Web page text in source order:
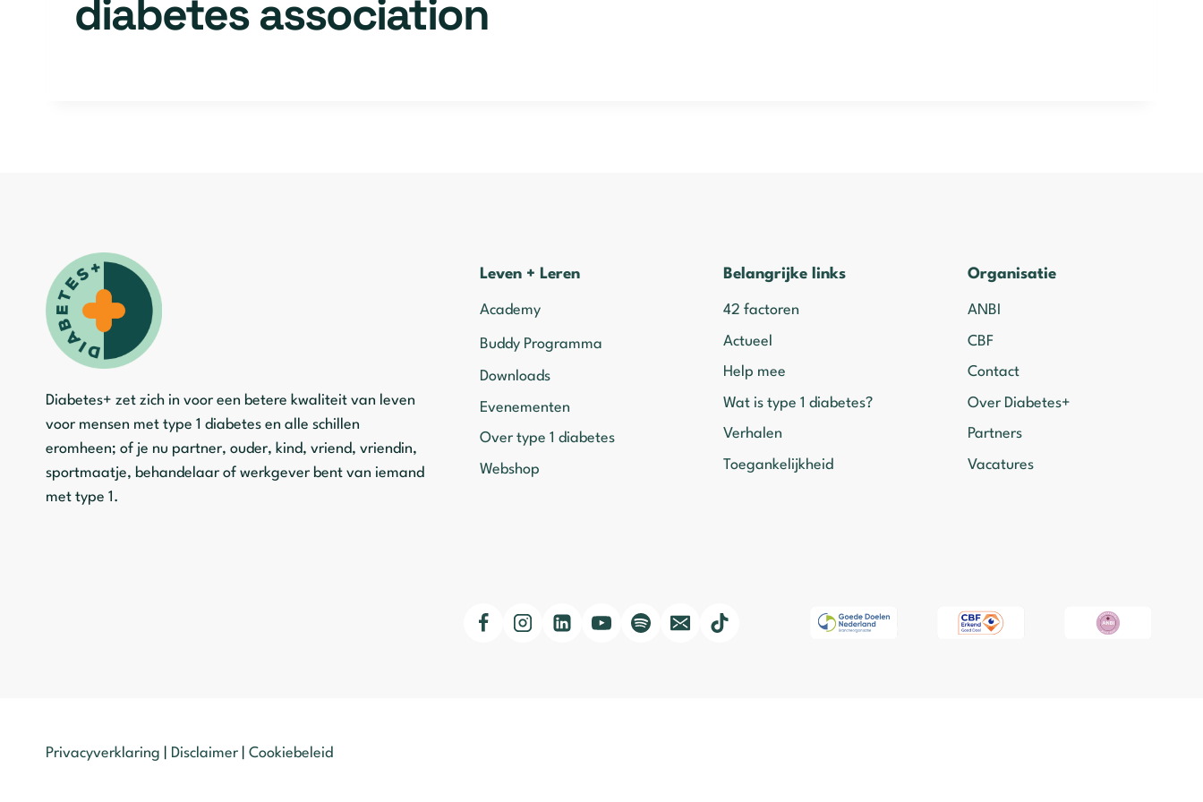
diabetes association
Diabetes+ zet zich in voor een betere kwaliteit van leven
voor mensen met type 1 diabetes en alle schillen
eromheen; of je nu partner, ouder, kind, vriend, vriendin,
sportmaatje, behandelaar of werkgever bent van iemand
met type 1.
Leven + Leren
Academy
Buddy Programma
Downloads
Evenementen
Over type 1 diabetes
Webshop
Belangrijke links
42 factoren
Actueel
Help mee
Wat is type 1 diabetes?
Verhalen
Toegankelijkheid
Organisatie
ANBI
CBF
Contact
Over Diabetes+
Partners
Vacatures
Privacyverklaring Disclaimer Cookiebeleid